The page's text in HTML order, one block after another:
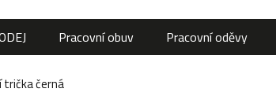
Pracovní obuv Pracovní oděvy
trička černá